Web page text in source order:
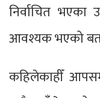
निर्वाचित
आवश्यक भएको
कहिलेकाहीँ